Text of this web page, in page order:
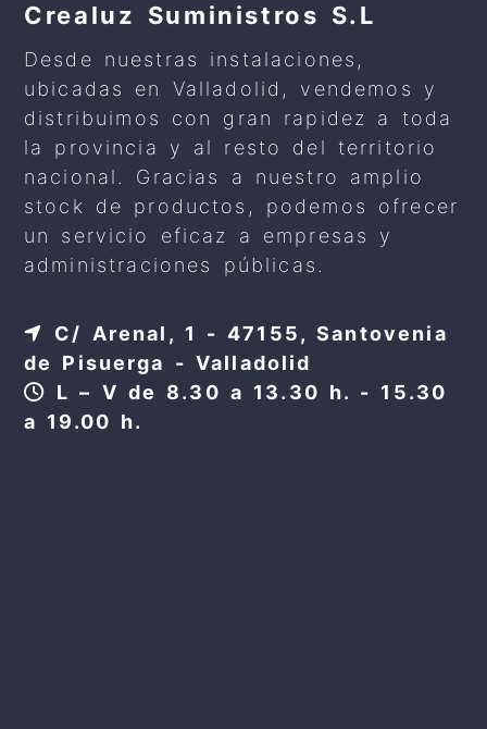
Crealuz Suministros S.L
Desde nuestras instalaciones,
ubicadas en Valladolid, vendemos y
distribuimos con gran rapidez a toda
la provincia y al resto del territorio
nacional. Gracias a nuestro amplio
stock de productos, podemos ofrecer
un servicio eficaz a empresas y
administraciones públicas.
C/ Arenal, 1 - 47155, Santovenia
de Pisuerga - Valladolid
L – V de 8.30 a 13.30 h. - 15.30
a 19.00 h.